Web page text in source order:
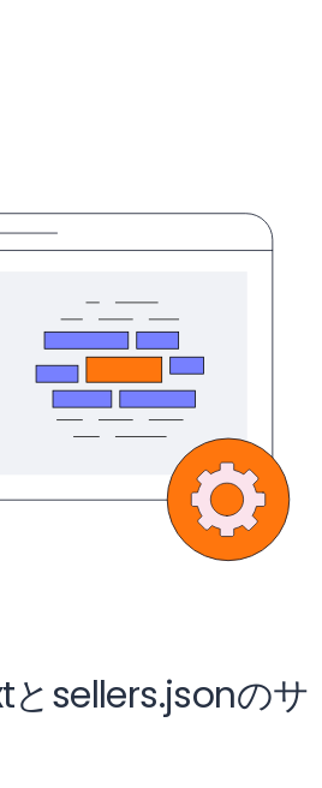
sellers.jsonのサ